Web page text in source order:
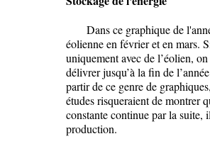
Dans ce graphique de
éolienne en février et en mars.
uniquement avec de l’éolien,
délivrer jusqu’à la fin de
partir de ce genre de
études risqueraient de montrer
constante continue par la suite,
production.